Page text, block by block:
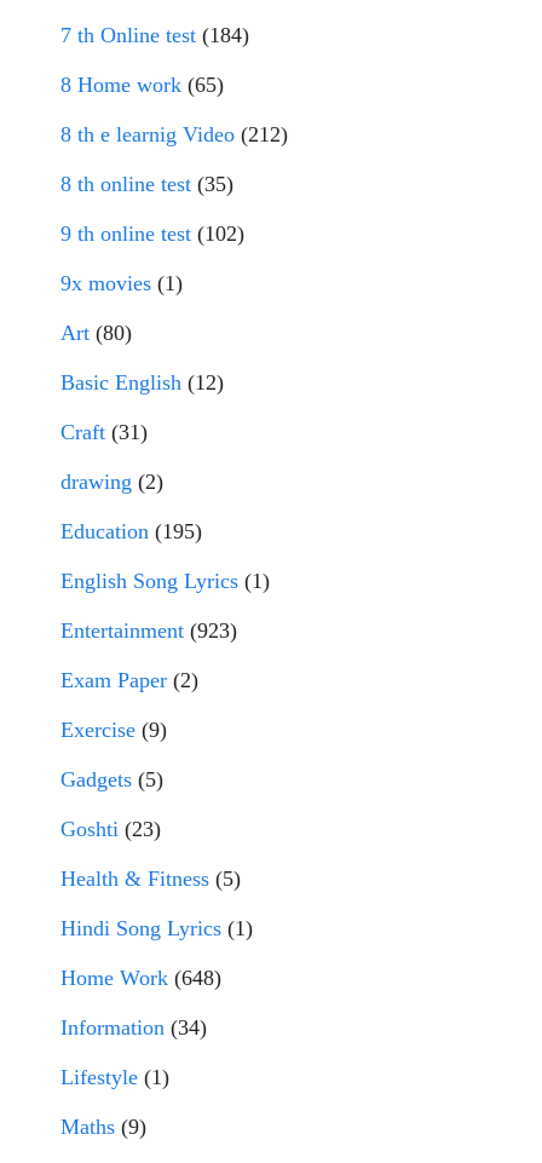
7 th Online test (184)
8 Home work (65)
8 th e learnig Video (212)
8 th online test (35)
9 th online test (102)
9x movies (1)
Art (80)
Basic English (12)
Craft (31)
drawing (2)
Education (195)
English Song Lyrics (1)
Entertainment (923)
Exam Paper (2)
Exercise (9)
Gadgets (5)
Goshti (23)
Health & Fitness (5)
Hindi Song Lyrics (1)
Home Work (648)
Information (34)
Lifestyle (1)
Maths (9)